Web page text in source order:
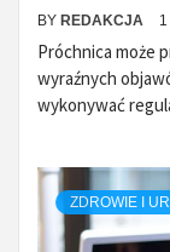
BY REDAKCJA
Próchnica może
wyraźnych
wykonywać
ZDROWIE I